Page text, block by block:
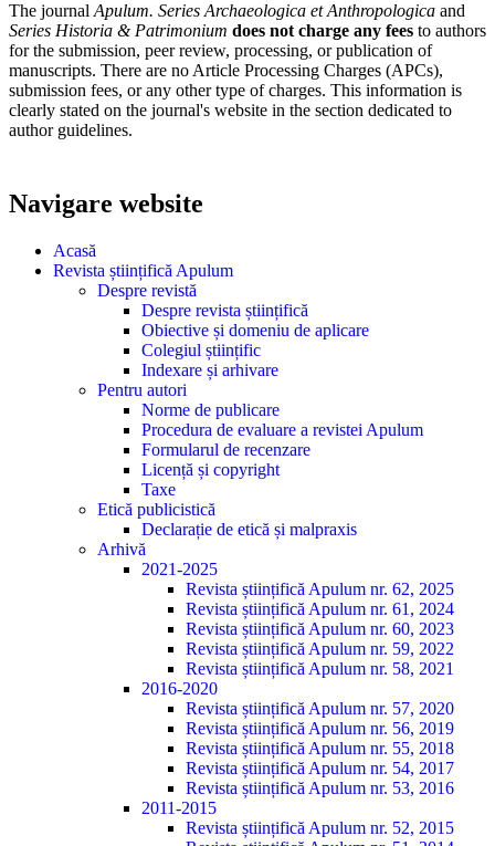
The journalApulum. Series Archaeologica et Anthropologica and
Series Historia & Patrimonium does not charge any fees to authors
for the submission, peer review, processing, or publication of
manuscripts. There are no Article Processing Charges (APCs),
submission fees, or any other type of charges. This information is
clearly stated on the journal's website in the section dedicated to
author guidelines.
Navigare website
Acasă
Revista științifică Apulum
Despre revistă
Despre revista științifică
Obiective și domeniu de aplicare
Colegiul științific
Indexare și arhivare
Pentru autori
Norme de publicare
Procedura de evaluare a revistei Apulum
Formularul de recenzare
Licență și copyright
Taxe
Etică publicistică
Declarație de etică și malpraxis
Arhivă
2021-2025
Revista științifică Apulum nr. 62, 2025
Revista științifică Apulum nr. 61, 2024
Revista științifică Apulum nr. 60, 2023
Revista științifică Apulum nr. 59, 2022
Revista științifică Apulum nr. 58, 2021
2016-2020
Revista științifică Apulum nr. 57, 2020
Revista științifică Apulum nr. 56, 2019
Revista științifică Apulum nr. 55, 2018
Revista științifică Apulum nr. 54, 2017
Revista științifică Apulum nr. 53, 2016
2011-2015
Revista științifică Apulum nr. 52, 2015